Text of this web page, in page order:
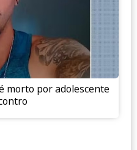
morto por adolescente